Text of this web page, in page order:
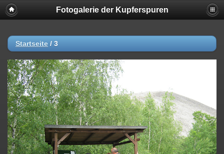
Fotogalerie der Kupferspuren
Startseite / 3